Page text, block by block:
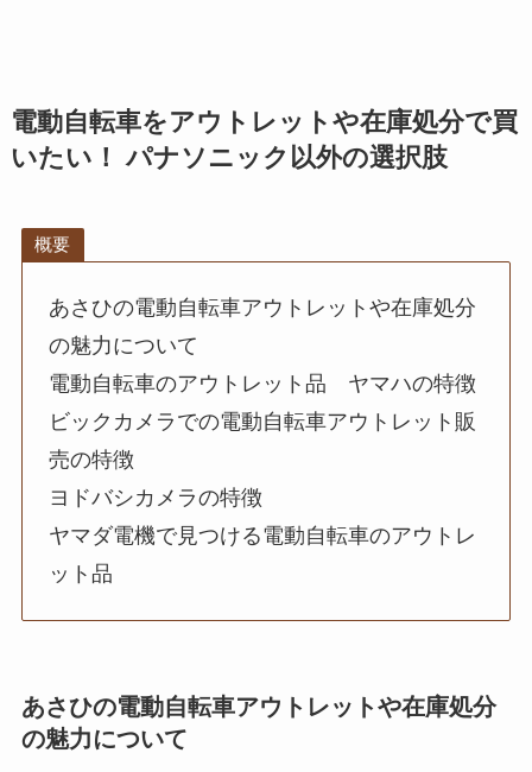
電動自転車をアウトレットや在庫処分で買
いたい！ パナソニック以外の選択肢
概要
あさひの電動自転車アウトレットや在庫処分
の魅力について
電動自転車のアウトレット品 ヤマハの特徴
ビックカメラでの電動自転車アウトレット販
売の特徴
ヨドバシカメラの特徴
ヤマダ電機で見つける電動自転車のアウトレ
ット品
あさひの電動自転車アウトレットや在庫処分
の魅力について